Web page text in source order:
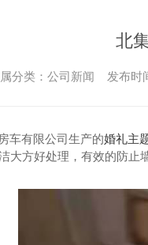
北
分类：公司新闻 发布时
车有限公司生产的婚礼主
大方好处理，有效的防止